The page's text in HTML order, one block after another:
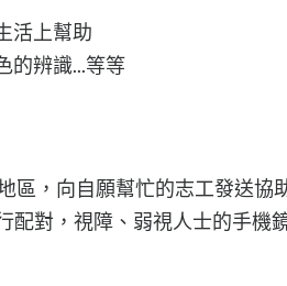
活上幫助
的辨識...等等
區，向自願幫忙的志工發送協
配對，視障、弱視人士的手機